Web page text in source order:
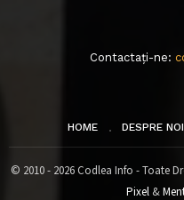
Contactați-ne:
HOME DESPRE NOI
© 2010 - 2026 Codlea Info - Toate
Pixel&